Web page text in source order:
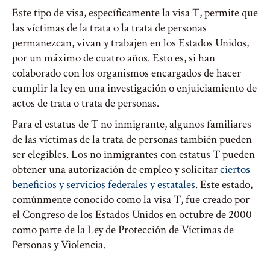
Este tipo de visa, específicamente la visa T, permite que
las víctimas de la trata o la trata de personas
permanezcan, vivan y trabajen en los Estados Unidos,
por un máximo de cuatro años. Esto es, si han
colaborado con los organismos encargados de hacer
cumplir la ley en una investigación o enjuiciamiento de
actos de trata o trata de personas.
Para el estatus de T no inmigrante, algunos familiares
de las víctimas de la trata de personas también pueden
ser elegibles. Los no inmigrantes con estatus T pueden
obtener una autorización de empleo y solicitarciertos
beneficios y servicios federales y estatales. Este estado,
comúnmente conocido como la visa T, fue creado por
el Congreso de los Estados Unidos en octubre de 2000
como parte de la Ley de Protección de Víctimas de
Personas y Violencia.